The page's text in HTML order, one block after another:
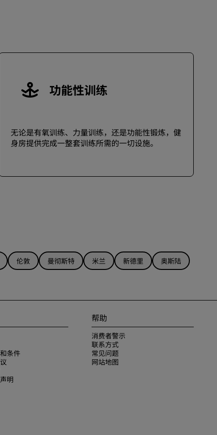
功能性训练
无论是有氧训练、力量训练，还是功能性锻炼，健
身房提供完成一整套训练所需的一切设施。
伦敦 曼彻斯特 米兰 新德里
奥斯陆
条件
明
帮助
消费者警示
联系方式
常见问题
网站地图